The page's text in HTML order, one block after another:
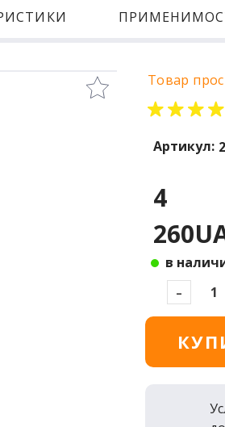
Товар
Артикул:
4
в
-